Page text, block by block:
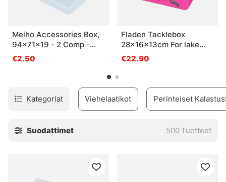
Meiho Accessories Box,
94x71x19 - 2 Comp -
Clear
€2.50
Fladen Tacklebox
28x16x13cm For lake
fishing, Pink
€22.90
Kategoriat Viehelaatikot Perinteiset
Suodattimet 500 Tuotteet